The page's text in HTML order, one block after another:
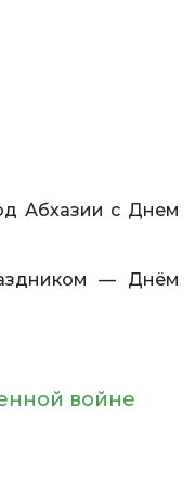
Абхазии с Днем
— Днём
войне